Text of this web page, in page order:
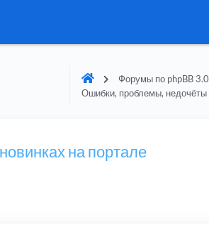
Форумы по phpBB 3.0
Ошибки, проблемы, недочёты
на портале